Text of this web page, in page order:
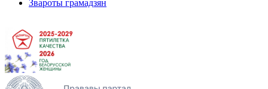
Звароты грамадзян